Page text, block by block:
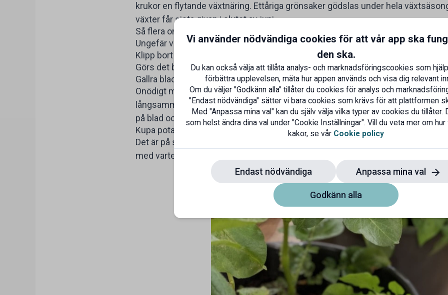
krukor en flytande växtnäring. Ettåriga grönsaker gödslas under hela
växter får sista givan i slutet av juni.
Så flera omgångar av snabba grödor som rädisa och plocksallat
Ungefär vart 3:e vecka brukar vara bra att så för att få skörd regelbundet under
Klipp bort överblommat på remonterande rosor dvs rosor som är
Görs det blommar de fortare om igen!
Gallra bladverket på gurkplantorna
Onödigt mycket blad stjäl både näring och skuggar vilket kan göra så att
långsammare och svampsjukdomar kan få fäste om inte solljuset kan komma
på blad och stjälkar.
Kupa potatisen så sätter den fler knölar
Det är på stjälkarna som nya potatisar bildas och för att öka skörden bör därför
med vartefter plantorna växer.
Vi använder nödvändiga cookies för att vår app ska
den ska.
Du kan också välja att tillåta analys- och marknadsföringscookies som
förbättra upplevelsen, mäta hur appen används och visa dig relevant
Om du väljer "Godkänn alla" tillåter du cookies för analys och
"Endast nödvändiga" sätter vi bara cookies som krävs för att plattformen
Med "Anpassa mina val" kan du själv välja vilka typer av cookies du tillåter.
som helst ändra dina val under "Cookie Inställningar". Vill du veta mer om hur
kakor, se vår Cookie policy
Endast nödvändiga Anpassa mina val
Godkänn alla